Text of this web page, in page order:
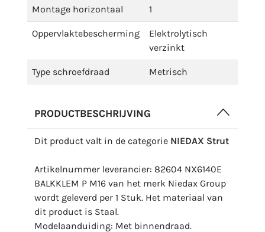
Montage horizontaal 1
Oppervlaktebescherming
Elektrolytisch
verzinkt
Type schroefdraad Metrisch
PRODUCTBESCHRIJVING
Dit product valt in de categorie NIEDAX Strut
Artikelnummer leverancier: 82604 NX6140E
BALKKLEM P M16 van het merk Niedax Group
wordt geleverd per 1 Stuk. Het materiaal van
dit product is Staal.
Modelaanduiding: Met binnendraad.